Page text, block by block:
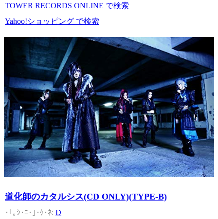
TOWER RECORDS ONLINE で検索
Yahoo!ショッピング で検索
道化師のカタルシス(CD ONLY)(TYPE-B)
D